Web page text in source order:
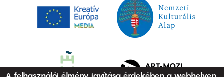
A felhasználói élmény javítása érdekében a webhelyen